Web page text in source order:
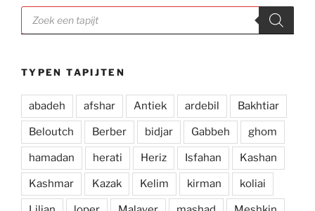
Producten
zoeken
TYPEN TAPIJTEN
abadeh afshar Antiek ardebil Bakhtiar
Beloutch Berber bidjar Gabbeh ghom
hamadan herati Heriz Isfahan Kashan
Kashmar Kazak Kelim kirman koliai